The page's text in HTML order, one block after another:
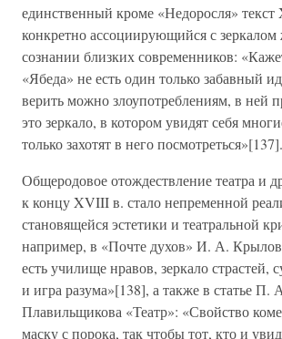
единственный кроме «Недоросля»
конкретно ассоциирующийся с
сознании близких современников:
«Ябеда» не есть один только забавный
верить можно злоупотреблениям, в ней
это зеркало, в котором увидят себя
только захотят в него посмотреться»[137].
Общеродовое отождествление театра и
к концу XVIII в. стало непременной
становящейся эстетики и театральной
например, в «Почте духов» И. А.
есть училище нравов, зеркало страстей,
и игра разума»[138], а также в статье П.
Плавильщикова «Театр»: «Свойство
маску с порока, так чтобы тот, кто и